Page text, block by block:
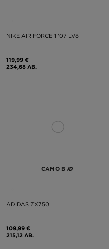
NIKE AIR FORCE 1 '07 LV8
119,99 €
234,68 ЛВ.
САМО В
ADIDAS ZX750
109,99 €
215,12 ЛВ.